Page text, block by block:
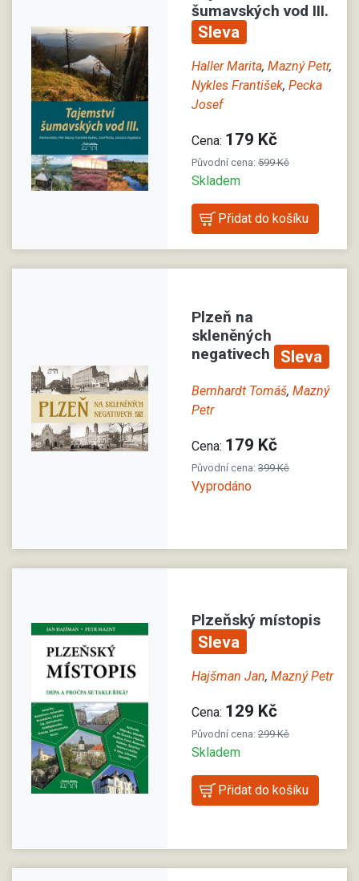
šumavských vod III.
Sleva
Haller Marita, Mazný Petr,
Nykles František, Pecka
Josef
Cena: 179 Kč
Původní cena: 599 Kč
Skladem
Plzeň na
skleněných
negativech
Sleva
Bernhardt Tomáš, Mazný
Petr
Cena: 179 Kč
Původní cena: 399 Kč
Vyprodáno
Plzeňský místopis
Sleva
Hajšman Jan, Mazný Petr
Cena: 129 Kč
Původní cena: 299 Kč
Skladem